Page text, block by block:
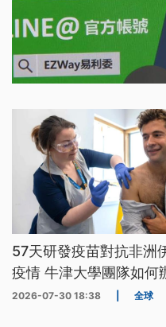
57天研發疫苗對抗非洲
疫情 牛津大學團隊如何
2026-07-30 18:38 全球